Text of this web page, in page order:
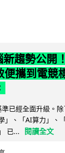
趨勢公開
攜到電競
已經全面升級。
」、「AI算力」、
已...
閱讀全文